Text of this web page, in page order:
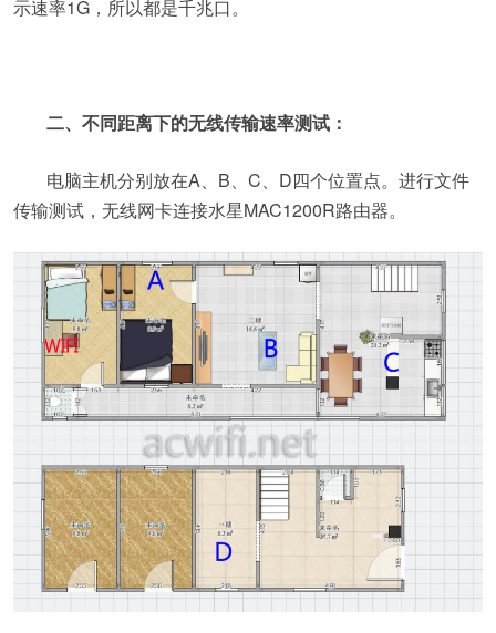
示速率1G，所以都是千兆口。
二、不同距离下的无线传输速率测试：
电脑主机分别放在A、B、C、D四个位置点。进行文件
传输测试，无线网卡连接水星MAC1200R路由器。